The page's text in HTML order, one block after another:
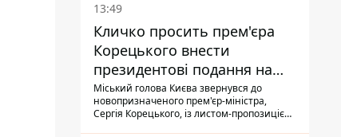
13:49
Кличко просить прем'єра
Корецького внести
президентові подання на
звільнення володаря
Троєщини Бахматова
Міський голова Києва звернувся до
новопризначеного прем'єр-міністра,
Сергія Корецького, із листом-пропозицією